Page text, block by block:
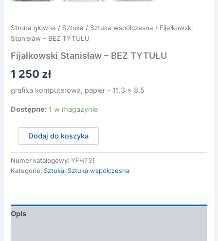
Strona główna / Sztuka / Sztuka współczesna / Fijałkowski
Stanisław – BEZ TYTUŁU
Fijałkowski Stanisław – BEZ TYTUŁU
1 250 zł
grafika komputerowa, papier – 11.3 x 8.5
Dostępne: 1 w magazynie
Fijałkowski
Stanisław
-
BEZ
Dodaj do koszyka
Numer katalogowy:YFH731
Kategorie: Sztuka, Sztuka współczesna
Opis